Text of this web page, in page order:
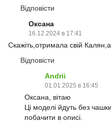
Відповісти
Оксана
16.12.2024 в 17:41
Скажіть,отримала свій
Відповісти
Andrii
01.01.2025 в 16:45
Оксана, вітаю
Ці моделі йдуть без
побачити в описі.